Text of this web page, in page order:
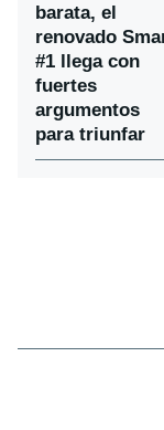
barata, el
renovado
#1 llega con
fuertes
argumentos
para triunfar